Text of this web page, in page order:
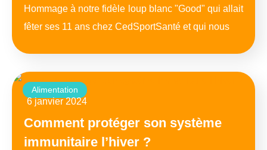
Hommage à notre fidèle loup blanc "Good" qui allait
fêter ses 11 ans chez CedSportSanté et qui nous
Alimentation
6 janvier 2024
Comment protéger son système
immunitaire l’hiver ?​